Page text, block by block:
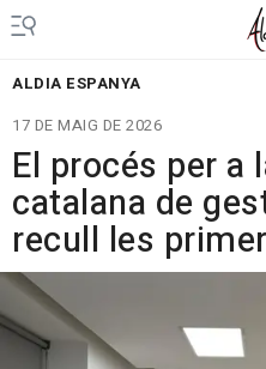
ALDIA ESPANYA
17 DE MAIG DE 2026
El procés per a
catalana de
recull les